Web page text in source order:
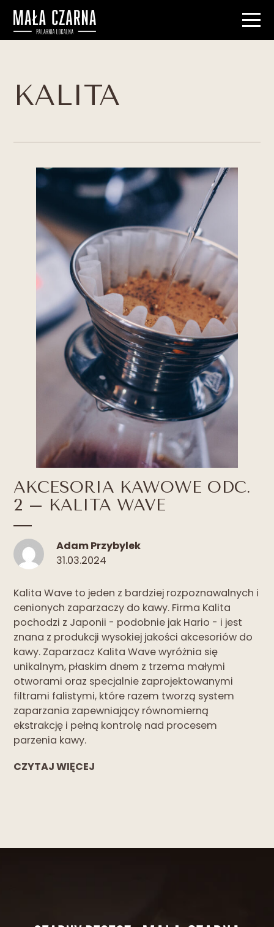
KALITA
AKCESORIA KAWOWE ODC.
2 – KALITA WAVE
Adam Przybylek
31.03.2024
Kalita Wave to jeden z bardziej rozpoznawalnych i
cenionych zaparzaczy do kawy. Firma Kalita
pochodzi z Japonii - podobnie jak Hario - i jest
znana z produkcji wysokiej jakości akcesoriów do
kawy. Zaparzacz Kalita Wave wyróżnia się
unikalnym, płaskim dnem z trzema małymi
otworami oraz specjalnie zaprojektowanymi
filtrami falistymi, które razem tworzą system
zaparzania zapewniający równomierną
ekstrakcję i pełną kontrolę nad procesem
parzenia kawy.
CZYTAJ WIĘCEJ